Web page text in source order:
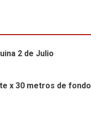
2 de Julio
x 30 metros de fondo